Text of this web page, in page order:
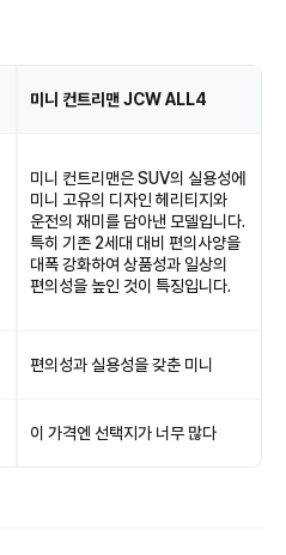
미니 컨트리맨 JCW ALL4
미니 컨트리맨은 SUV의 실용성에
미니 고유의 디자인 헤리티지와
운전의 재미를 담아낸 모델입니다.
특히 기존 2세대 대비 편의사양을
대폭 강화하여 상품성과 일상의
편의성을 높인 것이 특징입니다.
편의성과 실용성을 갖춘 미니
이 가격엔 선택지가 너무 많다